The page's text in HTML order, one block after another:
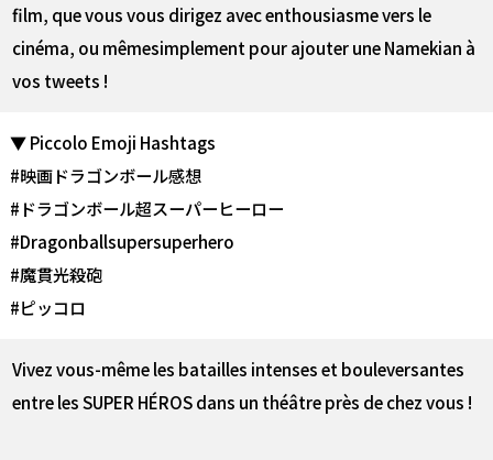
film, que vous vous dirigez avec enthousiasme vers le
cinéma, ou mêmesimplement pour ajouter une Namekian à
vos tweets !
▼ Piccolo Emoji Hashtags
#映画ドラゴンボール感想
#ドラゴンボール超スーパーヒーロー
#Dragonballsupersuperhero
#魔貫光殺砲
#ピッコロ
Vivez vous-même les batailles intenses et bouleversantes
entre les SUPER HÉROS dans un théâtre près de chez vous !